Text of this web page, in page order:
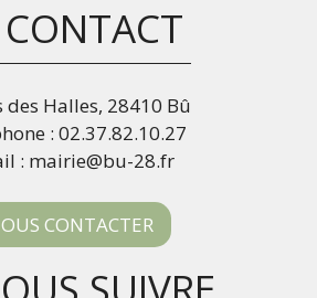
des Halles, 28410 Bû
: 02.37.82.10.27
: mairie@bu-28.fr
CONTACTER